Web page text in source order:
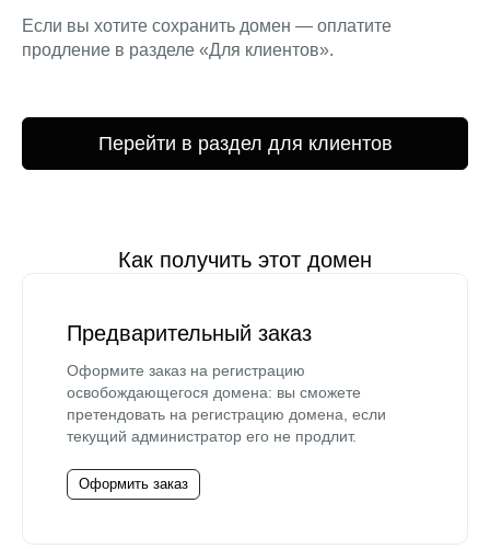
Если вы хотите сохранить домен — оплатите
продление в разделе «Для клиентов».
Перейти в раздел для клиентов
Как получить этот домен
Предварительный заказ
Оформите заказ на регистрацию
освобождающегося домена: вы сможете
претендовать на регистрацию домена, если
текущий администратор его не продлит.
Оформить заказ